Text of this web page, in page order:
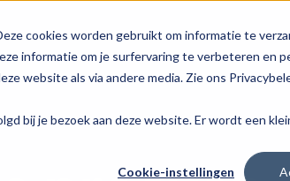
cookies worden gebruikt om informatie te
informatie om je surfervaring te verbeteren en
website als via andere media. Zie ons
bij je bezoek aan deze website. Er wordt een
Cookie-instellingen